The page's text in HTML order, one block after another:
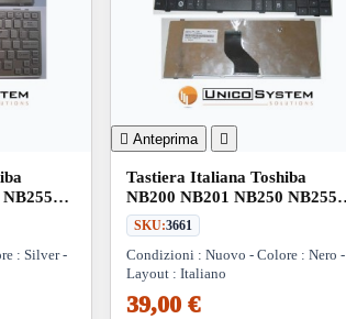
: Silver -
 Anteprima 
Tastiera Italiana Toshiba
NB200 NB201 NB250 NB255
NB300 NB305 NB500 NB505 /
Portege T110 / T115 Series
NB500 Nero
SKU:3661
Condizioni : Nuovo - Colore : Nero -
Layout : Italiano
39,00 €